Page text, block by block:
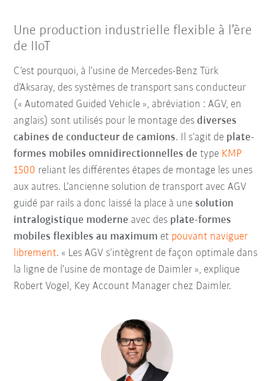
Une production industrielle flexible à l’ère
de IIoT
C’est pourquoi, à l’usine de Mercedes-Benz Türk
d’Aksaray, des systèmes de transport sans conducteur
(« Automated Guided Vehicle », abréviation : AGV, en
anglais) sont utilisés pour le montage desdiverses
cabines de conducteur de camions. Il s’agit de plate-
formes mobiles omnidirectionnelles de type KMP
1500 reliant les différentes étapes de montage les unes
aux autres. L’ancienne solution de transport avec AGV
guidé par rails a donc laissé la place à unesolution
intralogistique moderne avec des plate-formes
mobiles flexibles au maximum et pouvant naviguer
librement. « Les AGV s’intègrent de façon optimale dans
la ligne de l’usine de montage de Daimler », explique
Robert Vogel, Key Account Manager chez Daimler.